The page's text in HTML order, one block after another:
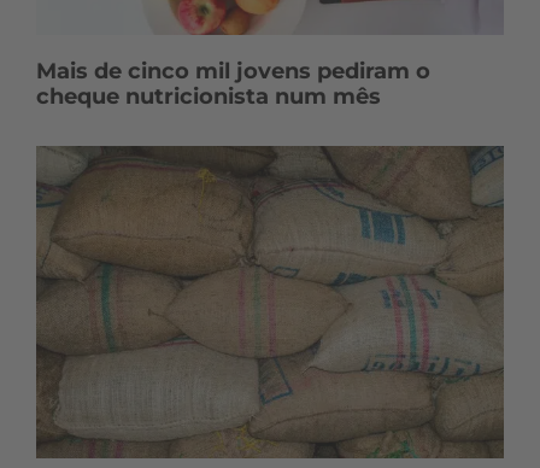
Mais de cinco mil jovens pediram o
cheque nutricionista num mês